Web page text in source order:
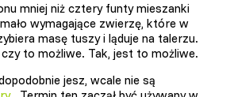
mniej niż cztery funty mieszanki
wymagające zwierzę, które w
masę tuszy i ląduje na talerzu.
to możliwe. Tak, jest to możliwe.
jesz, wcale nie są